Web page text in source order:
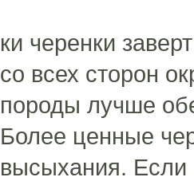
ки черенки
со всех сторон
породы лучше
Более ценные
высыхания. Если